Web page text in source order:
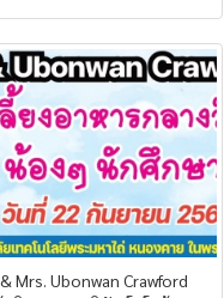
Mrs. Ubonwan Crawford